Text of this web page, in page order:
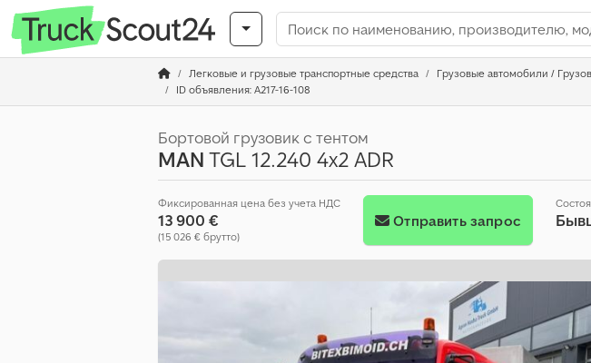
Легковые и грузовые транспортные средства Грузовые автомобили /
ID объявления: A217-16-108
Бортовой грузовик с тентом
MANTGL 12.240 4x2 ADR
Фиксированная цена без учета НДС
13 900 €
(15 026 € брутто)
Отправить запрос